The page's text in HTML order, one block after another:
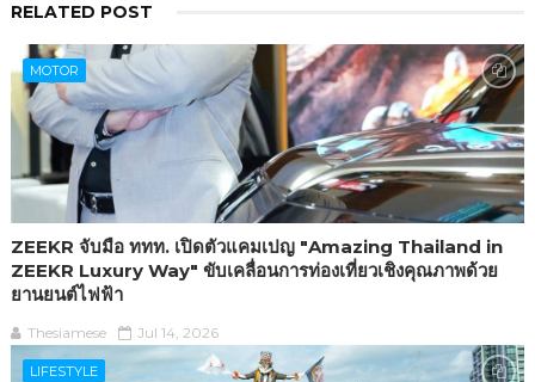
RELATED POST
MOTOR
ZEEKR จับมือ ททท. เปิดตัวแคมเปญ "Amazing Thailand in
ZEEKR Luxury Way" ขับเคลื่อนการท่องเที่ยวเชิงคุณภาพด้วย
ยานยนต์ไฟฟ้า
Thesiamese Jul 14, 2026
LIFESTYLE